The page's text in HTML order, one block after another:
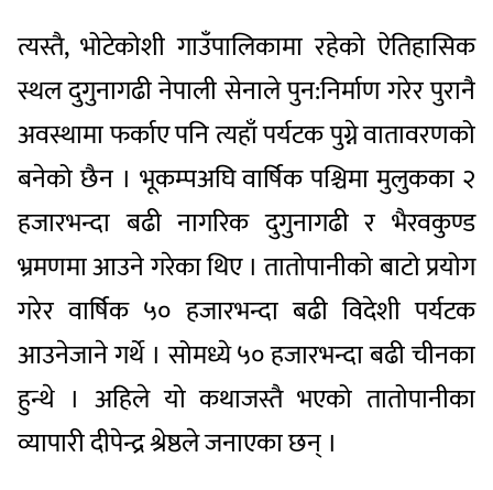
त्यस्तै, भोटेकोशी गाउँपालिकामा रहेको ऐतिहासिक
स्थल दुगुनागढी नेपाली सेनाले पुन:निर्माण गरेर पुरानै
अवस्थामा फर्काए पनि त्यहाँ पर्यटक पुग्ने वातावरणको
बनेको छैन । भूकम्पअघि वार्षिक पश्चिमा मुलुकका २
हजारभन्दा बढी नागरिक दुगुनागढी र भैरवकुण्ड
भ्रमणमा आउने गरेका थिए । तातोपानीको बाटो प्रयोग
गरेर वार्षिक ५० हजारभन्दा बढी विदेशी पर्यटक
आउनेजाने गर्थे । सोमध्ये ५० हजारभन्दा बढी चीनका
हुन्थे । अहिले यो कथाजस्तै भएको तातोपानीका
व्यापारी दीपेन्द्र श्रेष्ठले जनाएका छन् ।